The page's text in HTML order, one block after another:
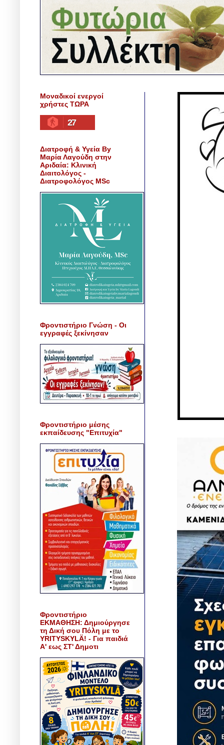
Μοναδικοί ενεργοί
χρήστες ΤΩΡΑ
27
Διατροφή & Υγεία By
Μαρία Λαγούδη στην
Αριδαία: Κλινική
Διαιτολόγος -
Διατροφολόγος MSc
Φροντιστήριο Γνώση - Οι
εγγραφές ξεκίνησαν
Φροντιστήριο μέσης
εκπαίδευσης "Επιτυχία"
Φροντιστήριο
ΕΚΜΑΘΗΣΗ: Δημιούργησε
τη Δική σου Πόλη με το
YRITYSKYLÄ! - Για παιδιά
Α' εως ΣΤ' Δημοτι